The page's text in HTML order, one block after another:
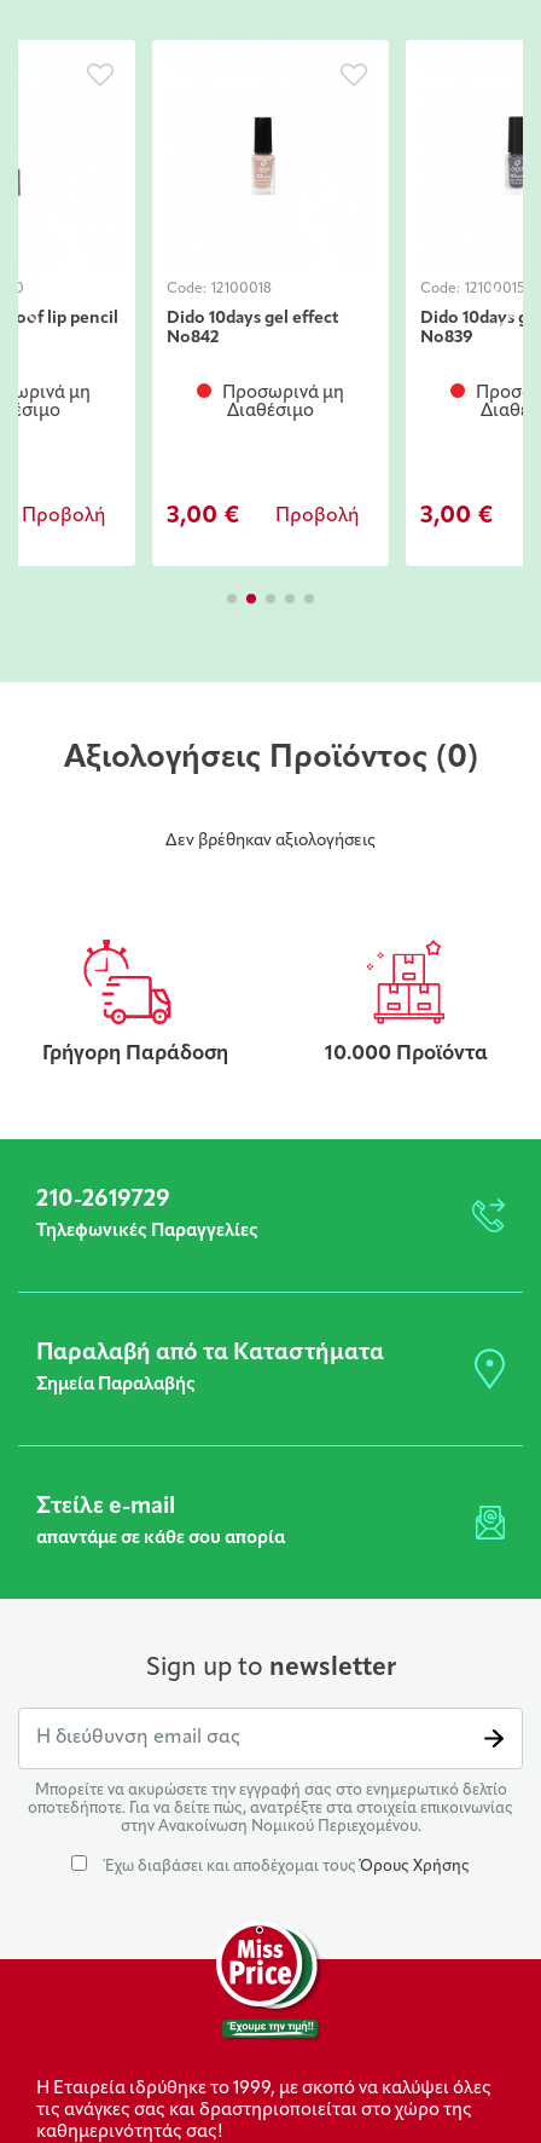
lip pencil
μη
Προβολή
Code: 12100018
Dido 10days gel effect
No842
Προσωρινά μη
Διαθέσιμο
3,00 € Προβολή
Code: 12100015
Dido 10days
No839
3,00 €
Αξιολογήσεις Προϊόντος (0)
Δεν βρέθηκαν αξιολογήσεις
Γρήγορη Παράδοση 10.000 Προϊόντα
210-2619729
Τηλεφωνικές Παραγγελίες
Παραλαβή από τα Καταστήματα
Σημεία Παραλαβής
Στείλε e-mail
απαντάμε σε κάθε σου απορία
Sign up to newsletter
Μπορείτε να ακυρώσετε την εγγραφή σας στο ενημερωτικό δελτίο
οποτεδήποτε. Για να δείτε πώς, ανατρέξτε στα στοιχεία επικοινωνίας
στην Ανακοίνωση Νομικού Περιεχομένου.
Έχω διαβάσει και αποδέχομαι τουςΌρους Χρήσης
Η Εταιρεία ιδρύθηκε το 1999, με σκοπό να καλύψει όλες
τις ανάγκες σας και δραστηριοποιείται στο χώρο της
καθημερινότητάς σας!